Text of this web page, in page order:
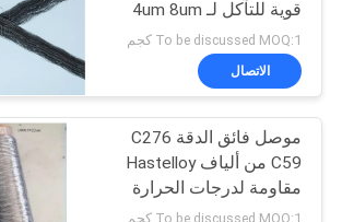
قوية للتآكل لـ 4um 8um
12um و 22um
To be discussed MOQ:1 كجم
الاتصال
موصل فائق الدقة C276
C59 من ألياف Hastelloy
مقاومة لدرجات الحرارة
العالية
To be discussed MOQ:1 كجم